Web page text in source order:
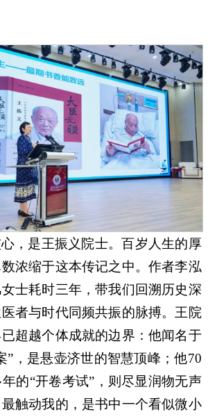
，是王振义院士。百岁人生的厚
浓缩于这本传记之中。作者李泓
士耗时三年，带我们回溯历史深
者与时代同频共振的脉搏。王院
超越个体成就的边界：他闻名于
”，是悬壶济世的智慧顶峰；他70
的“开卷考试”，则尽显润物无声
触动我的，是书中一个看似微小